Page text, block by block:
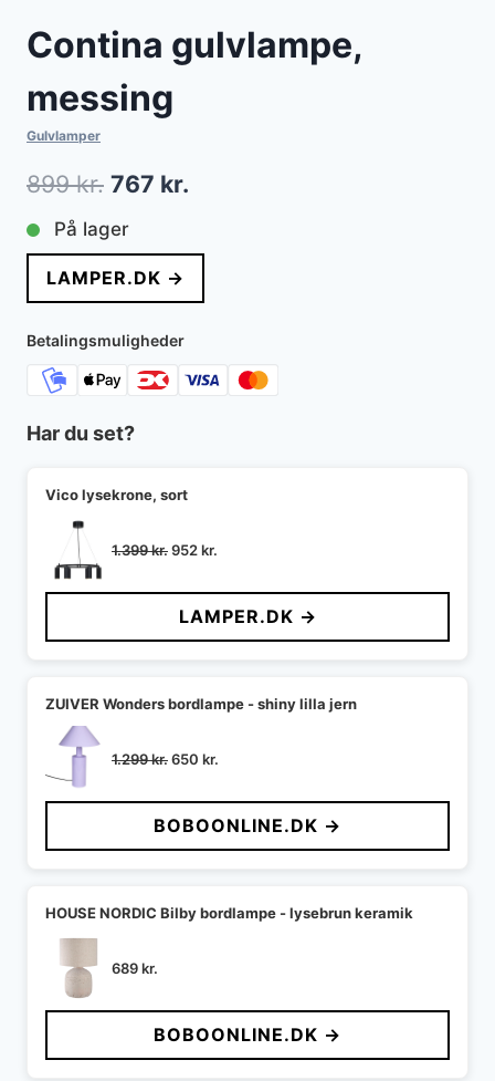
Contina gulvlampe,
messing
Gulvlamper
899kr. Den
oprindelige
pris
var:
899 kr..
767 kr.
pris
er:
På lager
LAMPER.DK →
Betalingsmuligheder
Har du set?
Vico lysekrone, sort
1.399kr.Den
pris
var:
1.399 kr..
952kr.
pris
er:
952 kr..
LAMPER.DK →
ZUIVER Wonders bordlampe - shiny lilla jern
1.299kr.Den
pris
var:
1.299 kr..
650 kr.
pris
er:
650 kr..
BOBOONLINE.DK →
HOUSE NORDIC Bilby bordlampe - lysebrun keramik
689kr.
BOBOONLINE.DK →